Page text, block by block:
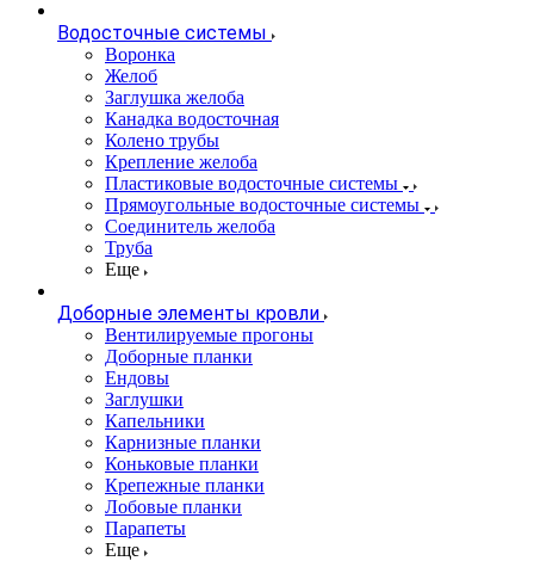
Водосточные системы
Воронка
Желоб
Заглушка желоба
Канадка водосточная
Колено трубы
Крепление желоба
Пластиковые водосточные системы
Прямоугольные водосточные системы
Соединитель желоба
Труба
Еще
Доборные элементы кровли
Вентилируемые прогоны
Доборные планки
Ендовы
Заглушки
Капельники
Карнизные планки
Коньковые планки
Крепежные планки
Лобовые планки
Парапеты
Еще